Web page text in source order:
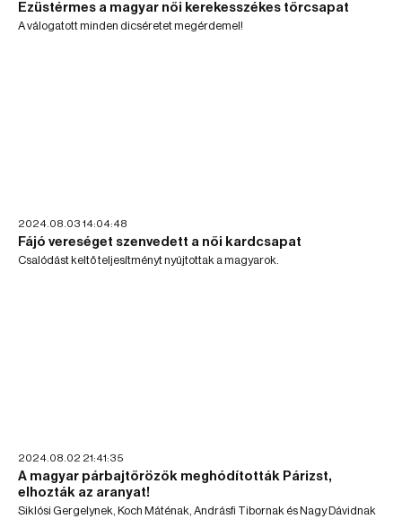
Ezüstérmes a magyar női kerekesszékes tőrcsapat
A válogatott minden dicséretet megérdemel!
2024.08.03 14:04:48
Fájó vereséget szenvedett a női kardcsapat
Csalódást keltő teljesítményt nyújtottak a magyarok.
2024.08.02 21:41:35
A magyar párbajtőrözők meghódították Párizst,
elhozták az aranyat!
Siklósi Gergelynek, Koch Máténak, Andrásfi Tibornak és Nagy Dávidnak